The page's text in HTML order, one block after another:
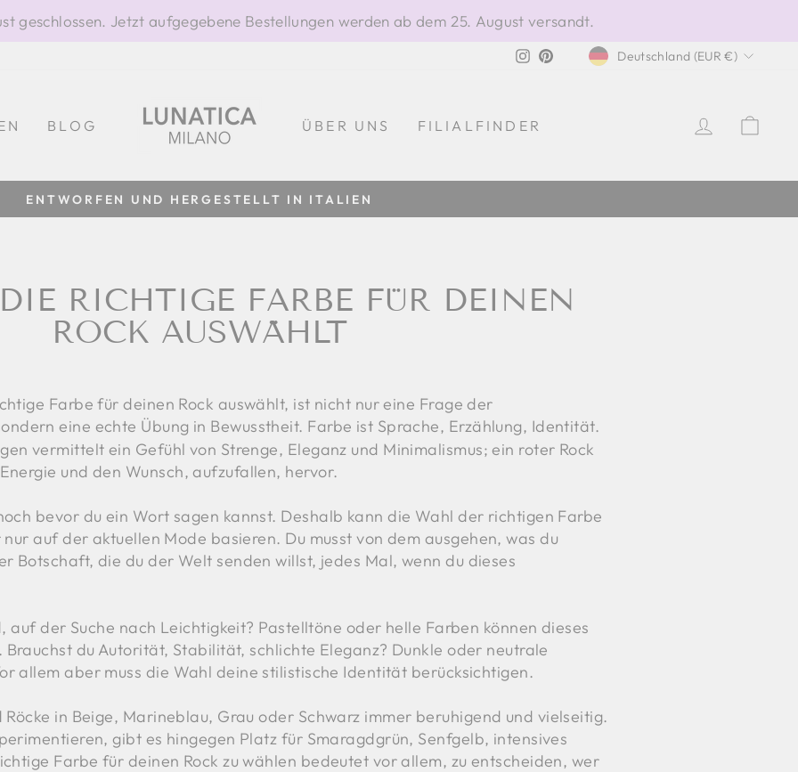
geschlossen. Jetzt aufgegebene Bestellungen werden ab dem 25. August versandt.
Instagram
PinterestWÄHRUNG
Deutschland (EUR €)
BLOG ÜBER UNS FILIALFINDER
Pause
100 % HERGESTELLT IN ITALIEN
RICHTIGE FARBE FÜR DEINEN
ROCK AUSWÄHLT
Farbe für deinen Rock auswählt, ist nicht nur eine Frage der
eine echte Übung in Bewusstheit. Farbe ist Sprache, Erzählung, Identität.
vermittelt ein Gefühl von Strenge, Eleganz und Minimalismus; ein roter Rock
und den Wunsch, aufzufallen, hervor.
bevor du ein Wort sagen kannst. Deshalb kann die Wahl der richtigen Farbe
auf der aktuellen Mode basieren. Du musst von dem ausgehen, was du
Botschaft, die du der Welt senden willst, jedes Mal, wenn du dieses
auf der Suche nach Leichtigkeit? Pastelltöne oder helle Farben können dieses
du Autorität, Stabilität, schlichte Eleganz? Dunkle oder neutrale
allem aber muss die Wahl deine stilistische Identität berücksichtigen.
Röcke in Beige, Marineblau, Grau oder Schwarz immer beruhigend und vielseitig.
gibt es hingegen Platz für Smaragdgrün, Senfgelb, intensives
Farbe für deinen Rock zu wählen bedeutet vor allem, zu entscheiden, wer